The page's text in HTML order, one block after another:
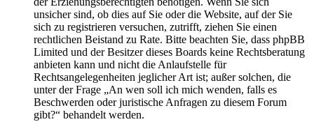
unsicher sind, ob dies auf Sie oder die Website, auf der Sie
sich zu registrieren versuchen, zutrifft, ziehen Sie einen
rechtlichen Beistand zu Rate. Bitte beachten Sie, dass phpBB
Limited und der Besitzer dieses Boards keine Rechtsberatung
anbieten kann und nicht die Anlaufstelle für
Rechtsangelegenheiten jeglicher Art ist; außer solchen, die
unter der Frage „An wen soll ich mich wenden, falls es
Beschwerden oder juristische Anfragen zu diesem Forum
gibt?“ behandelt werden.